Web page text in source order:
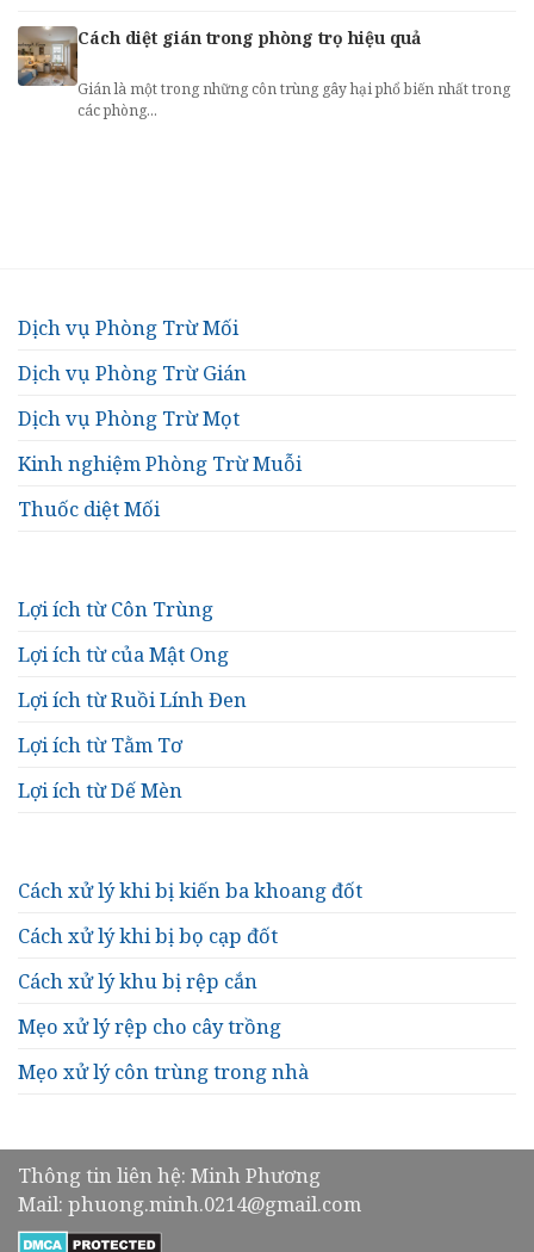
Cách diệt gián trong phòng trọ hiệu quả
Gián là một trong những côn trùng gây hại phổ biến nhất trong
các phòng...
Dịch vụ Phòng Trừ Mối
Dịch vụ Phòng Trừ Gián
Dịch vụ Phòng Trừ Mọt
Kinh nghiệm Phòng Trừ Muỗi
Thuốc diệt Mối
Lợi ích từ Côn Trùng
Lợi ích từ của Mật Ong
Lợi ích từ Ruồi Lính Đen
Lợi ích từ Tằm Tơ
Lợi ích từ Dế Mèn
Cách xử lý khi bị kiến ba khoang đốt
Cách xử lý khi bị bọ cạp đốt
Cách xử lý khu bị rệp cắn
Mẹo xử lý rệp cho cây trồng
Mẹo xử lý côn trùng trong nhà
Thông tin liên hệ: Minh Phương
Mail: phuong.minh.0214@gmail.com